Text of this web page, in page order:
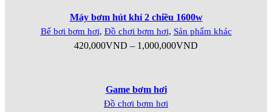
Máy bơm hút khí 2 chiều 1600w
Bể bơi bơm hơi, Đồ chơi bơm hơi, Sản phẩm khác
420,000VND – 1,000,000VND
Game bơm hơi
Đồ chơi bơm hơi